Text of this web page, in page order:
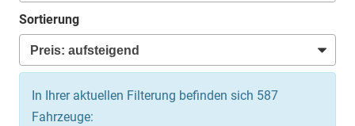
Sortierung
In Ihrer aktuellen Filterung befinden sich 587
Fahrzeuge: